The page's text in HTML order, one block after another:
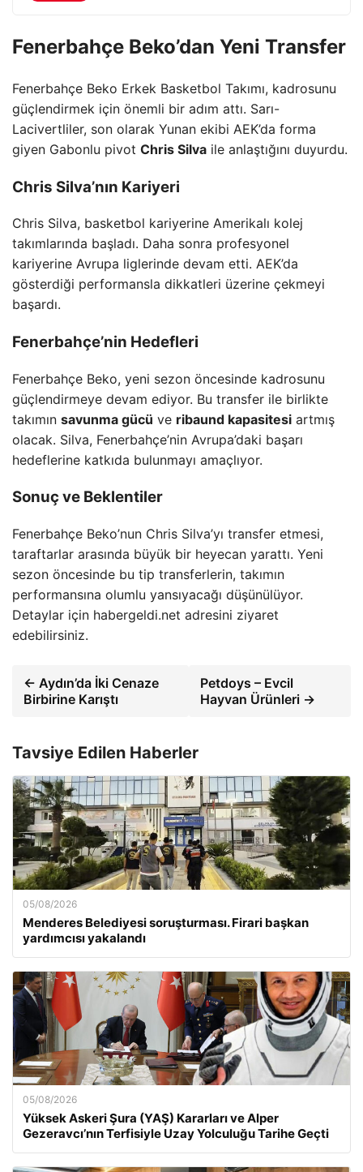
Fenerbahçe Beko’dan Yeni Transfer
Fenerbahçe Beko Erkek Basketbol Takımı, kadrosunu
güçlendirmek için önemli bir adım attı. Sarı-
Lacivertliler, son olarak Yunan ekibi AEK’da forma
giyen Gabonlu pivot Chris Silva ile anlaştığını duyurdu.
Chris Silva’nın Kariyeri
Chris Silva, basketbol kariyerine Amerikalı kolej
takımlarında başladı. Daha sonra profesyonel
kariyerine Avrupa liglerinde devam etti. AEK’da
gösterdiği performansla dikkatleri üzerine çekmeyi
başardı.
Fenerbahçe’nin Hedefleri
Fenerbahçe Beko, yeni sezon öncesinde kadrosunu
güçlendirmeye devam ediyor. Bu transfer ile birlikte
takımın savunma gücü ve ribaund kapasitesi artmış
olacak. Silva, Fenerbahçe’nin Avrupa’daki başarı
hedeflerine katkıda bulunmayı amaçlıyor.
Sonuç ve Beklentiler
Fenerbahçe Beko’nun Chris Silva’yı transfer etmesi,
taraftarlar arasında büyük bir heyecan yarattı. Yeni
sezon öncesinde bu tip transferlerin, takımın
performansına olumlu yansıyacağı düşünülüyor.
Detaylar için habergeldi.net adresini ziyaret
edebilirsiniz.
← Aydın’da İki Cenaze
Birbirine Karıştı
Petdoys – Evcil
Hayvan Ürünleri →
Tavsiye Edilen Haberler
05/08/2026
Menderes Belediyesi soruşturması. Firari başkan
yardımcısı yakalandı
05/08/2026
Yüksek Askeri Şura (YAŞ) Kararları ve Alper
Gezeravcı’nın Terfisiyle Uzay Yolculuğu Tarihe Geçti